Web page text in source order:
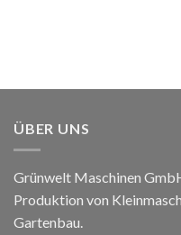
ÜBER UNS
Grünwelt Maschinen
Produktion von
Gartenbau.